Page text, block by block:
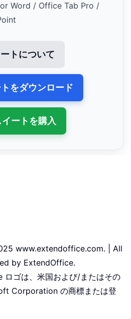
Word / Office Tab Pro /
トについて
をダウンロード
イートを購入
www.extendoffice.com. | All
by ExtendOffice.
ゴは、米国および/またはその
Corporation の商標または登